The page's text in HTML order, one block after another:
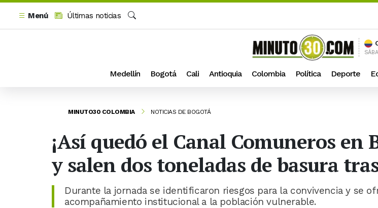
Menú
Últimas noticias
Buscar
Medellín Bogotá Cali Antioquia Colombia Política Deporte
MINUTO30 COLOMBIA NOTICIAS DE BOGOTÁ
¡Así quedó el Canal Comuneros en
y salen dos toneladas de basura
Durante la jornada se identificaron riesgos para la convivencia y se
acompañamiento institucional a la población vulnerable.